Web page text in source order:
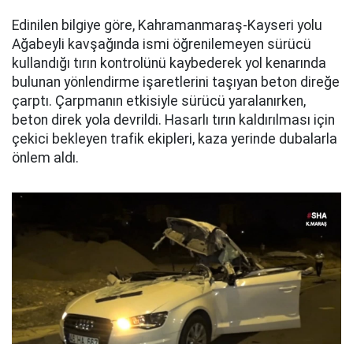
Edinilen bilgiye göre, Kahramanmaraş-Kayseri yolu
Ağabeyli kavşağında ismi öğrenilemeyen sürücü
kullandığı tırın kontrolünü kaybederek yol kenarında
bulunan yönlendirme işaretlerini taşıyan beton direğe
çarptı. Çarpmanın etkisiyle sürücü yaralanırken,
beton direk yola devrildi. Hasarlı tırın kaldırılması için
çekici bekleyen trafik ekipleri, kaza yerinde dubalarla
önlem aldı.